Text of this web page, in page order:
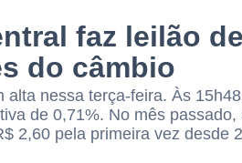
faz leilão
do câmbio
alta nessa terça-feira. Às
de 0,71%. No mês
2,60 pela primeira vez desde